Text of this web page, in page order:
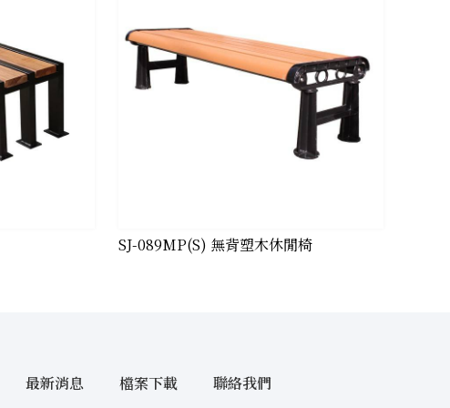
SJ-089MP(S) 無背塑木休閒椅
最新消息 檔案下載 聯絡我們